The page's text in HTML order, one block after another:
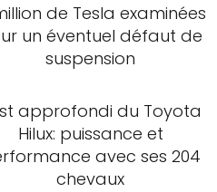
de Tesla examinées
un éventuel défaut de
suspension
approfondi du Toyota
Hilux: puissance et
avec ses 204
chevaux